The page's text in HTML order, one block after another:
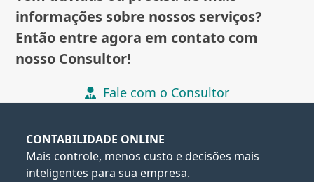
informações sobre nossos serviços?
Então entre agora em contato com
nosso Consultor!
Fale com o Consultor
CONTABILIDADE ONLINE
Mais controle, menos custo e decisões mais
inteligentes para sua empresa.